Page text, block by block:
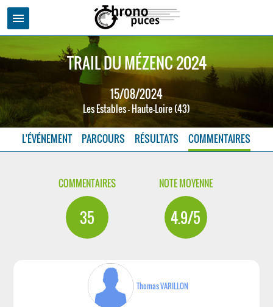
menu
TRAIL DU MÉZENC 2024
15/08/2024
Les Estables - Haute-Loire (43)
L'ÉVÉNEMENT PARCOURS RÉSULTATS COMMENTAIRES
COMMENTAIRES
35
NOTE MOYENNE
4.9/5
Thomas VARILLON